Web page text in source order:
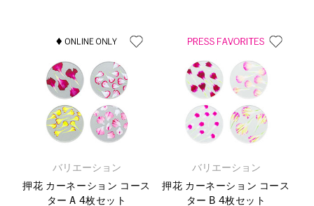
バリエーション
押花 カーネーション コース
ター A 4枚セット
バリエーション
押花 カーネーション コース
ター B 4枚セット